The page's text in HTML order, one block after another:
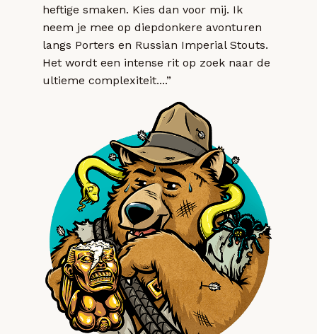
heftige smaken. Kies dan voor mij. Ik
neem je mee op diepdonkere avonturen
langs Porters en Russian Imperial Stouts.
Het wordt een intense rit op zoek naar de
ultieme complexiteit....”